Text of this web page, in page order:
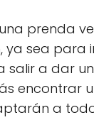
prenda
ya sea para
salir a dar
encontrar
a